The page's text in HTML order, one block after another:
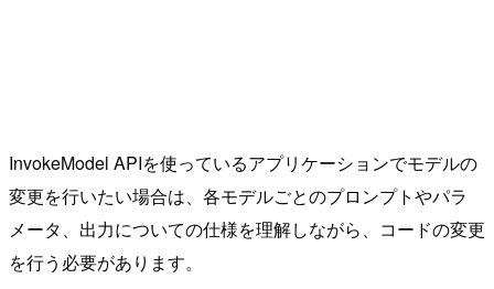
InvokeModel APIを使っているアプリケーションでモデルの
変更を行いたい場合は、各モデルごとのプロンプトやパラ
メータ、出力についての仕様を理解しながら、コードの変更
を行う必要があります。